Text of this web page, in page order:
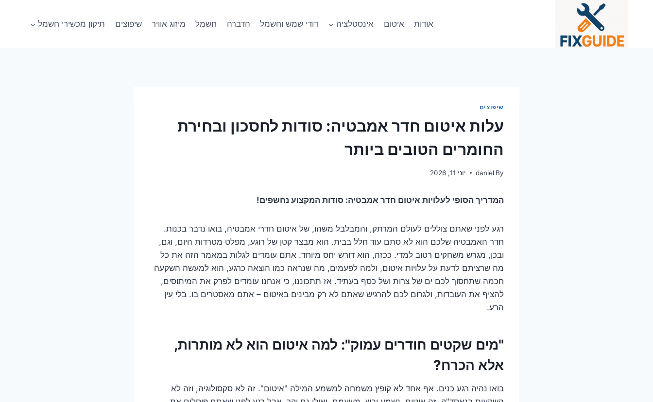
אודות איטום אינסטלציה דודי שמש וחשמל הדברה חשמל מיזוג אוויר שיפוצים תיקון מכשירי חשמל
שיפוצים
עלות איטום חדר אמבטיה: סודות לחסכון ובחירת
החומרים הטובים ביותר
By
daniel יוני 11, 2026
המדריך הסופי לעלויות איטום חדר אמבטיה: סודות המקצוע נחשפים!
רגע לפני שאתם צוללים לעולם המרתק, והמבלבל משהו, של איטום חדרי אמבטיה, בואו נדבר בכנות.
חדר האמבטיה שלכם הוא לא סתם עוד חלל בבית. הוא מבצר קטן של רוגע, מפלט מטרדות היום, וגם,
ובכן, מגרש משחקים רטוב למדי. ככזה, הוא דורש יחס מיוחד. אתם עומדים לגלות במאמר הזה את כל
מה שרציתם לדעת על עלויות איטום, ולמה לפעמים, מה שנראה כמו הוצאה כרגע, הוא למעשה השקעה
חכמה שתחסוך לכם ים של צרות ושל כסף בעתיד. אז תתכוננו, כי אנחנו עומדים לפרק את המיתוסים,
להציף את העובדות, ולגרום לכם להרגיש שאתם לא רק מבינים באיטום – אתם מאסטרים בו. בלי עין
הרע.
"מים שקטים חודרים עמוק": למה איטום הוא לא מותרות,
אלא הכרח?
בואו נהיה רגע כנים. אף אחד לא קופץ משמחה למשמע המילה "איטום". זה לא סקסולוגיה, וזה לא